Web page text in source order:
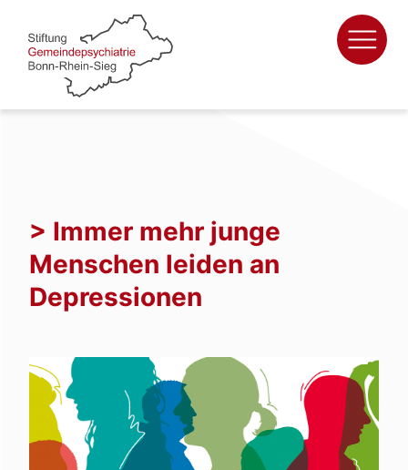
Zum
Inhalt
springen
> Immer mehr junge
Menschen leiden an
Depressionen